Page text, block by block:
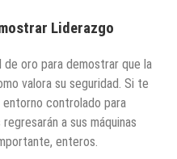
Liderazgo
de oro para demostrar que la
valora su seguridad. Si te
controlado para
a sus máquinas
enteros.